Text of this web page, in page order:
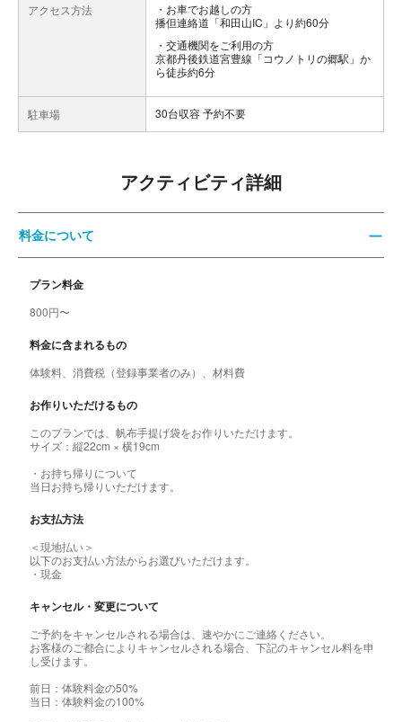
アクセス方法
お車でお越しの方
播但連絡道「和田山IC」より約60分
交通機関をご利用の方
京都丹後鉄道宮豊線「コウノトリの郷駅」か
ら徒歩約6分
駐車場 30台収容 予約不要
アクティビティ詳細
料金について
プラン料金
800円〜
料金に含まれるもの
体験料、消費税（登録事業者のみ）、材料費
お作りいただけるもの
このプランでは、帆布手提げ袋をお作りいただけます。
サイズ：縦22cm × 横19cm
・お持ち帰りについて
当日お持ち帰りいただけます。
お支払方法
＜現地払い＞
以下のお支払い方法からお選びいただけます。
・現金
キャンセル・変更について
ご予約をキャンセルされる場合は、速やかにご連絡ください。
お客様のご都合によりキャンセルされる場合、下記のキャンセル料を申
し受けます。
前日：体験料金の50%
当日：体験料金の100%